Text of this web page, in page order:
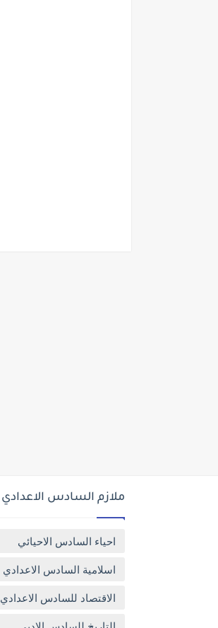
ملازم السادس الاعدادي
احياء السادس الاحيائي
اسلامية السادس الاعدادي
الاقتصاد للسادس الاعدادي